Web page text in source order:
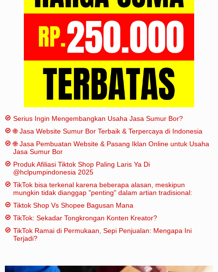
Serius Ingin Mengembangkan Usaha Jasa Sumur Bor?
🌐 Jasa Website Sumur Bor Terbaik & Terpercaya di Indonesia
🌐 Jasa Pembuatan Website & Pasang Iklan Online untuk Usaha
Jasa Sumur Bor
Produk Afiliasi Tiktok Shop Paling Laris Ya Di
@hclpumpindonesia 2025
TikTok bisa terkenal karena beberapa alasan, meskipun
mungkin tidak dianggap "penting" dalam artian tradisional:
Tiktok Shop Vs Shopee Bagusan Mana
TikTok: Sekadar Tongkrongan Konten Kreator?
TikTok Ramai di Permukaan, Sepi Penjualan: Mengapa Ini
Terjadi?
Iklan